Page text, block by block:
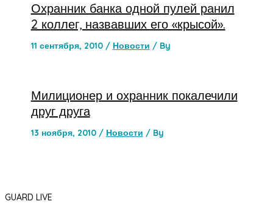
Охранник банка одной пулей ранил
2 коллег, назвавших его «крысой».
11 сентября, 2010 / Новости / By
Милиционер и охранник покалечили
друг друга
13 ноября, 2010 / Новости / By
GUARD LIVE